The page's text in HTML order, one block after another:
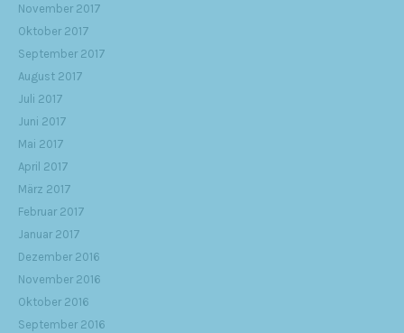
November 2017
Oktober 2017
September 2017
August 2017
Juli 2017
Juni 2017
Mai 2017
April 2017
März 2017
Februar 2017
Januar 2017
Dezember 2016
November 2016
Oktober 2016
September 2016